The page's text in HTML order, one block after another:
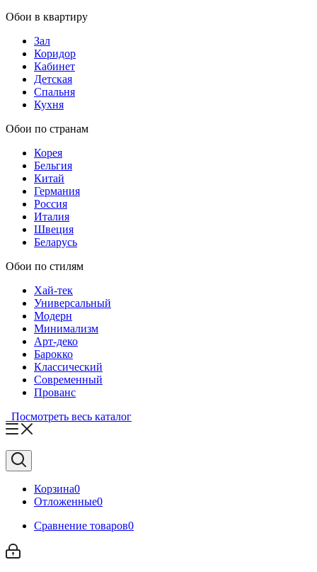
Обои в квартиру
Зал
Коридор
Кабинет
Детская
Спальня
Кухня
Обои по странам
Корея
Бельгия
Китай
Германия
Россия
Италия
Швеция
Беларусь
Обои по стилям
Хай-тек
Универсальный
Модерн
Минимализм
Арт-деко
Барокко
Классический
Современный
Прованс
Посмотреть весь каталог
Корзина0
Отложенные0
Сравнение товаров0